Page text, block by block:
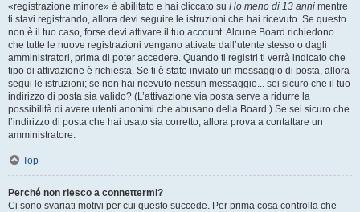
«registrazione minore» è abilitato e hai cliccato su Ho meno di 13 anni mentre
ti stavi registrando, allora devi seguire le istruzioni che hai ricevuto. Se questo
non è il tuo caso, forse devi attivare il tuo account. Alcune Board richiedono
che tutte le nuove registrazioni vengano attivate dall’utente stesso o dagli
amministratori, prima di poter accedere. Quando ti registri ti verrà indicato che
tipo di attivazione è richiesta. Se ti è stato inviato un messaggio di posta, allora
segui le istruzioni; se non hai ricevuto nessun messaggio... sei sicuro che il tuo
indirizzo di posta sia valido? (L’attivazione via posta serve a ridurre la
possibilità di avere utenti anonimi che abusano della Board.) Se sei sicuro che
l’indirizzo di posta che hai usato sia corretto, allora prova a contattare un
amministratore.
Top
Perché non riesco a connettermi?
Ci sono svariati motivi per cui questo succede. Per prima cosa controlla che